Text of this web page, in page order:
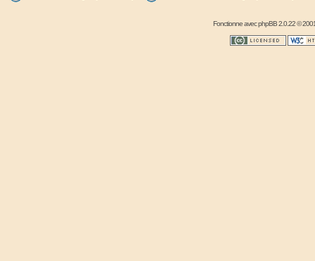
Fonctionne avecphpBB2.0.22 ©